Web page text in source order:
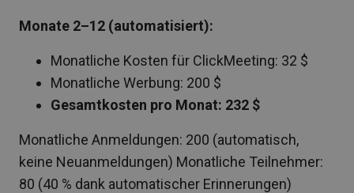
Monate 2–12 (automatisiert):
Monatliche Kosten für ClickMeeting: 32 $
Monatliche Werbung: 200 $
Gesamtkosten pro Monat: 232 $
Monatliche Anmeldungen: 200 (automatisch,
keine Neuanmeldungen) Monatliche Teilnehmer:
80 (40 % dank automatischer Erinnerungen)